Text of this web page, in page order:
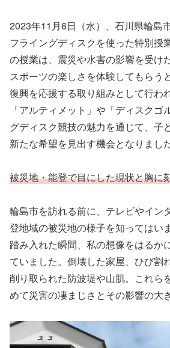
2023年11月6日（水）、石川県輪島
フライングディスクを使った特別授
の授業は、震災や水害の影響を受け
スポーツの楽しさを体験してもらう
復興を応援する取り組みとして行わ
「アルティメット」や「ディスクゴ
グディスク競技の魅力を通じて、子
新たな希望を見出す機会となりました
被災地・能登で目にした現状と胸に
輪島市を訪れる前に、テレビやイン
登地域の被災地の様子を知ってはい
踏み入れた瞬間、私の想像をはるか
ていました。倒壊した家屋、ひび割
削り取られた防波堤や山肌。これら
めて災害の凄まじさとその影響の大